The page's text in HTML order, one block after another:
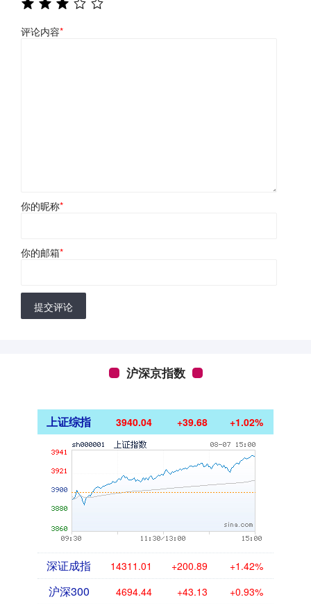
评论内容*
你的昵称*
你的邮箱*
提交评论
沪深京指数
上证综指 3940.04 +39.68 +1.02%
深证成指 14311.01 +200.89 +1.42%
沪深300 4694.44 +43.13 +0.93%